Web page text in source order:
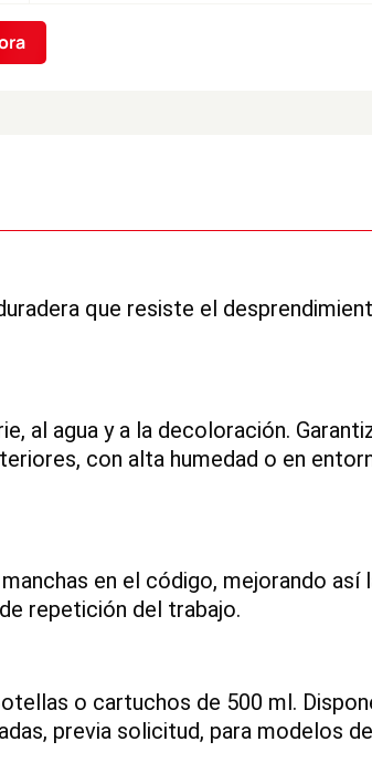
que resiste el
al agua y a la decoloración.
con alta humedad o en
en el código, mejorando así
repetición del trabajo.
o cartuchos de 500 ml.
previa solicitud, para modelos